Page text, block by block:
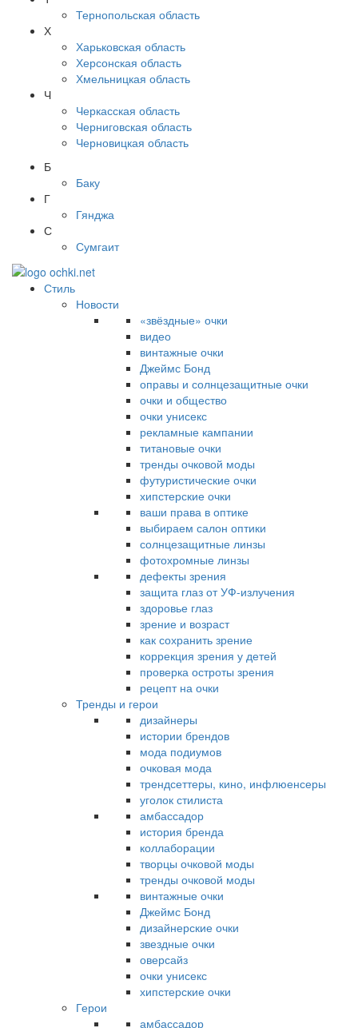
Тернопольская область
Х
Харьковская область
Херсонская область
Хмельницкая область
Ч
Черкасская область
Черниговская область
Черновицкая область
Б
Баку
Г
Гянджа
С
Сумгаит
Стиль
Новости
«звёздные» очки
видео
винтажные очки
Джеймс Бонд
оправы и солнцезащитные очки
очки и общество
очки унисекс
рекламные кампании
титановые очки
тренды очковой моды
футуристические очки
хипстерские очки
ваши права в оптике
выбираем салон оптики
солнцезащитные линзы
фотохромные линзы
дефекты зрения
защита глаз от УФ-излучения
здоровье глаз
зрение и возраст
как сохранить зрение
коррекция зрения у детей
проверка остроты зрения
рецепт на очки
Тренды и герои
дизайнеры
истории брендов
мода подиумов
очковая мода
трендсеттеры, кино, инфлюенсеры
уголок стилиста
амбассадор
история бренда
коллаборации
творцы очковой моды
тренды очковой моды
винтажные очки
Джеймс Бонд
дизайнерские очки
звездные очки
оверсайз
очки унисекс
хипстерские очки
Герои
амбассадор